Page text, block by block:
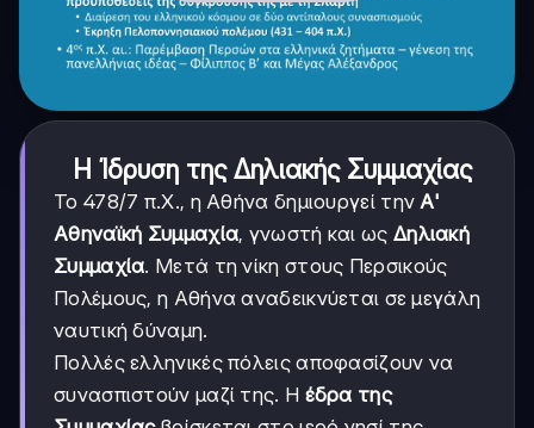
Η Ίδρυση της Δηλιακής Συμμαχίας
Το 478/7 π.Χ., η Αθήνα δημιουργεί την Α'
Αθηναϊκή Συμμαχία, γνωστή και ως Δηλιακή
Συμμαχία. Μετά τη νίκη στους Περσικούς
Πολέμους, η Αθήνα αναδεικνύεται σε μεγάλη
ναυτική δύναμη.
Πολλές ελληνικές πόλεις αποφασίζουν να
συνασπιστούν μαζί της. Η έδρα της